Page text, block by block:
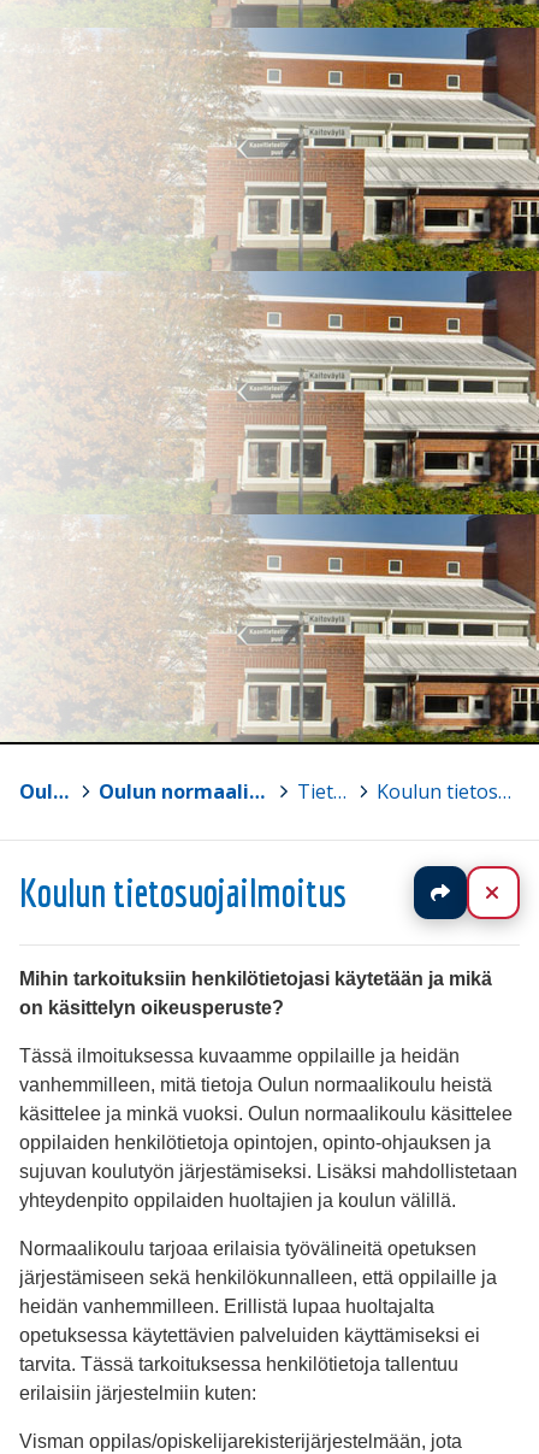
Oulun yliopisto > Oulun normaalikoulun lukio ja perusasteen vs. 7-9 > Tietosuoja > Koulun tietosuojailmoitus
Koulun tietosuojailmoitus Jaa
Mihin tarkoituksiin henkilötietojasi käytetään ja mikä
on käsittelyn oikeusperuste?
Tässä ilmoituksessa kuvaamme oppilaille ja heidän
vanhemmilleen, mitä tietoja Oulun normaalikoulu heistä
käsittelee ja minkä vuoksi. Oulun normaalikoulu käsittelee
oppilaiden henkilötietoja opintojen, opinto-ohjauksen ja
sujuvan koulutyön järjestämiseksi. Lisäksi mahdollistetaan
yhteydenpito oppilaiden huoltajien ja koulun välillä.
Normaalikoulu tarjoaa erilaisia työvälineitä opetuksen
järjestämiseen sekä henkilökunnalleen, että oppilaille ja
heidän vanhemmilleen. Erillistä lupaa huoltajalta
opetuksessa käytettävien palveluiden käyttämiseksi ei
tarvita. Tässä tarkoituksessa henkilötietoja tallentuu
erilaisiin järjestelmiin kuten:
Visman oppilas/opiskelijarekisterijärjestelmään, jota